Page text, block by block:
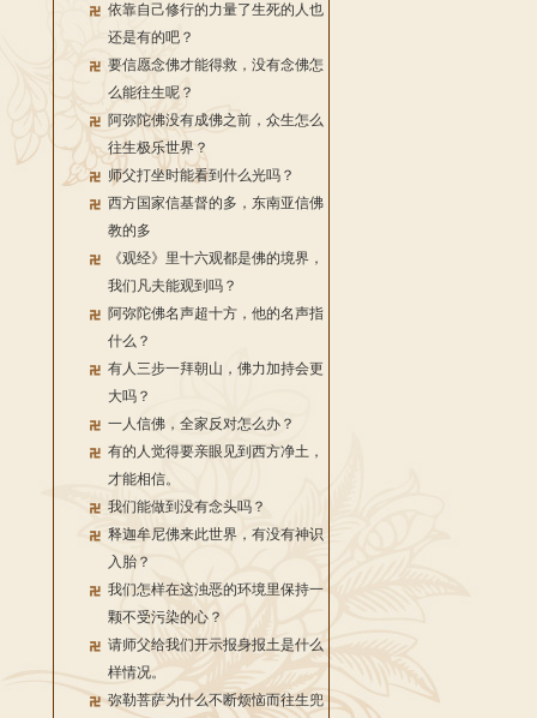
依靠自己修行的力量了生死的人也
还是有的吧？
要信愿念佛才能得救，没有念佛怎
么能往生呢？
阿弥陀佛没有成佛之前，众生怎么
往生极乐世界？
师父打坐时能看到什么光吗？
西方国家信基督的多，东南亚信佛
教的多
《观经》里十六观都是佛的境界，
我们凡夫能观到吗？
阿弥陀佛名声超十方，他的名声指
什么？
有人三步一拜朝山，佛力加持会更
大吗？
一人信佛，全家反对怎么办？
有的人觉得要亲眼见到西方净土，
才能相信。
我们能做到没有念头吗？
释迦牟尼佛来此世界，有没有神识
入胎？
我们怎样在这浊恶的环境里保持一
颗不受污染的心？
请师父给我们开示报身报土是什么
样情况。
弥勒菩萨为什么不断烦恼而往生兜